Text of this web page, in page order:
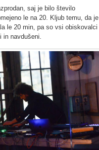
saj je bilo število
le na 20. Kljub temu, da je
le 20 min, pa so vsi obiskovalci
in navdušeni.